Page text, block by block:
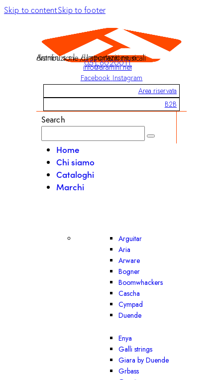
Skip to contentSkip to footer
Aramini s.r.l. / Importazione e distribuzione di strumenti musicali
051 6020011
info@aramini.net
Facebook Instagram
Area riservata
B2B
Search
Home
Chi siamo
Cataloghi
Marchi
Arguitar
Aria
Arware
Bogner
Boomwhackers
Cascha
Cympad
Duende
Enya
Galli strings
Giara by Duende
Grbass